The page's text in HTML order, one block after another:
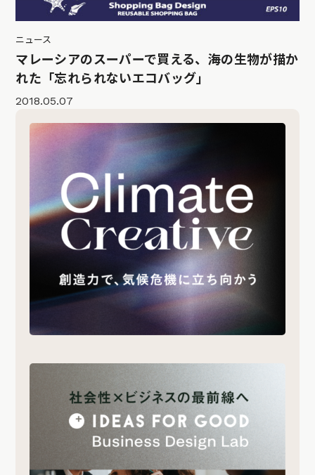
ニュース
マレーシアのスーパーで買える、海の生物が描か
れた「忘れられないエコバッグ」
2018.05.07